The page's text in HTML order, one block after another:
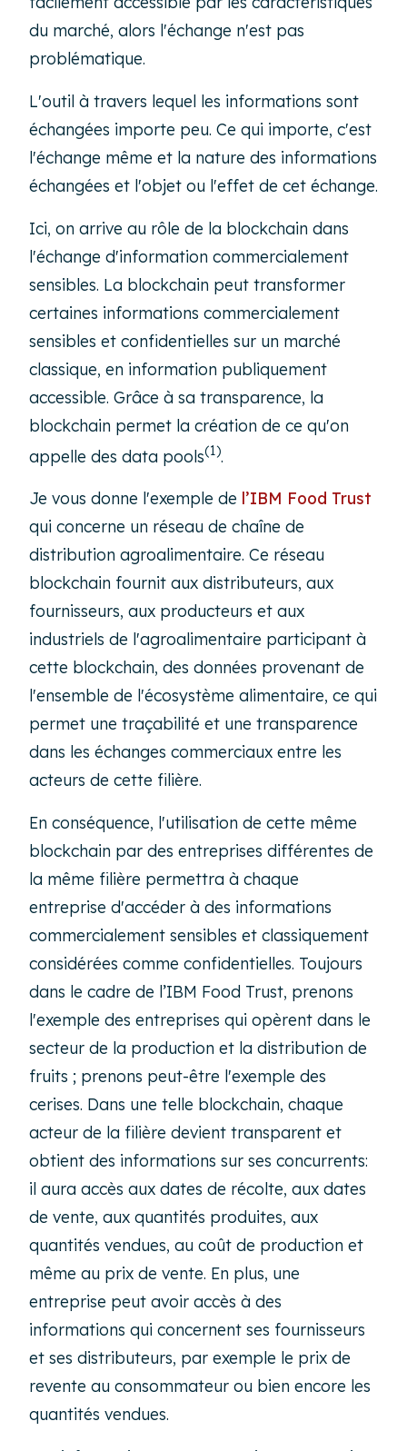
du marché, alors l'échange n'est pas
problématique.
L'outil à travers lequel les informations sont
échangées importe peu. Ce qui importe, c'est
l'échange même et la nature des informations
échangées et l'objet ou l'effet de cet échange.
Ici, on arrive au rôle de la blockchain dans
l'échange d'information commercialement
sensibles. La blockchain peut transformer
certaines informations commercialement
sensibles et confidentielles sur un marché
classique, en information publiquement
accessible. Grâce à sa transparence, la
blockchain permet la création de ce qu'on
appelle des data pools(1).
Je vous donne l'exemple de l’IBM Food Trust
qui concerne un réseau de chaîne de
distribution agroalimentaire. Ce réseau
blockchain fournit aux distributeurs, aux
fournisseurs, aux producteurs et aux
industriels de l'agroalimentaire participant à
cette blockchain, des données provenant de
l'ensemble de l'écosystème alimentaire, ce qui
permet une traçabilité et une transparence
dans les échanges commerciaux entre les
acteurs de cette filière.
En conséquence, l'utilisation de cette même
blockchain par des entreprises différentes de
la même filière permettra à chaque
entreprise d'accéder à des informations
commercialement sensibles et classiquement
considérées comme confidentielles. Toujours
dans le cadre de l’IBM Food Trust, prenons
l'exemple des entreprises qui opèrent dans le
secteur de la production et la distribution de
fruits ; prenons peut-être l'exemple des
cerises. Dans une telle blockchain, chaque
acteur de la filière devient transparent et
obtient des informations sur ses concurrents:
il aura accès aux dates de récolte, aux dates
de vente, aux quantités produites, aux
quantités vendues, au coût de production et
même au prix de vente. En plus, une
entreprise peut avoir accès à des
informations qui concernent ses fournisseurs
et ses distributeurs, par exemple le prix de
revente au consommateur ou bien encore les
quantités vendues.